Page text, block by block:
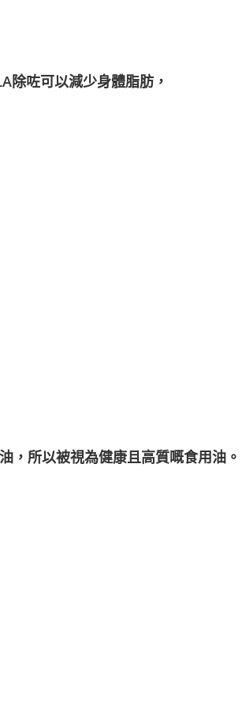
除咗可以減少身體脂肪，
，所以被視為健康且高質嘅食用油。